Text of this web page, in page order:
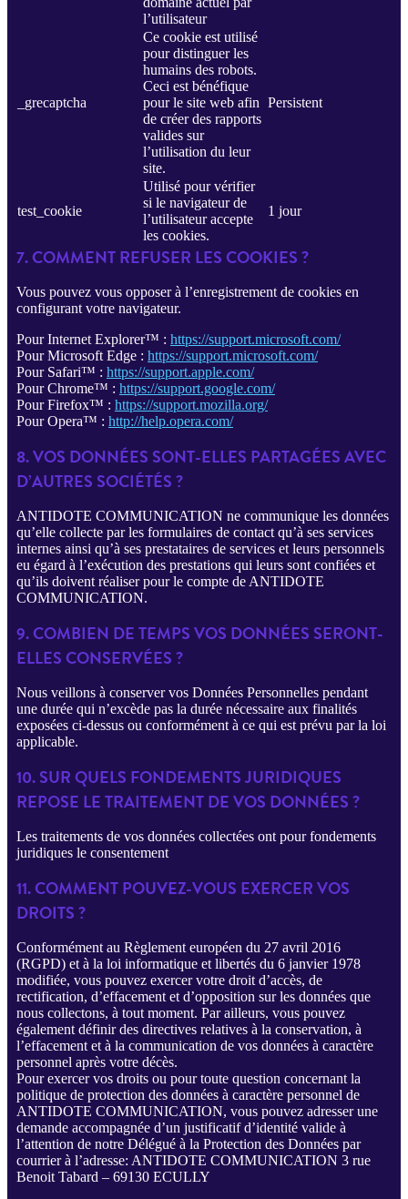
l’utilisateur
_grecaptcha
Ce cookie est utilisé
pour distinguer les
humains des robots.
Ceci est bénéfique
pour le site web afin
de créer des rapports
valides sur
l’utilisation du leur
site.
Persistent
test_cookie
Utilisé pour vérifier
si le navigateur de
l’utilisateur accepte
les cookies.
1 jour
7. COMMENT REFUSER LES COOKIES ?
Vous pouvez vous opposer à l’enregistrement de cookies en
configurant votre navigateur.
Pour Internet Explorer™ : https://support.microsoft.com/
Pour Microsoft Edge : https://support.microsoft.com/
Pour Safari™ : https://support.apple.com/
Pour Chrome™ : https://support.google.com/
Pour Firefox™ : https://support.mozilla.org/
Pour Opera™ : http://help.opera.com/
8. VOS DONNÉES SONT-ELLES PARTAGÉES AVEC
D’AUTRES SOCIÉTÉS ?
ANTIDOTE COMMUNICATION ne communique les données
qu’elle collecte par les formulaires de contact qu’à ses services
internes ainsi qu’à ses prestataires de services et leurs personnels
eu égard à l’exécution des prestations qui leurs sont confiées et
qu’ils doivent réaliser pour le compte de ANTIDOTE
COMMUNICATION.
9. COMBIEN DE TEMPS VOS DONNÉES SERONT-
ELLES CONSERVÉES ?
Nous veillons à conserver vos Données Personnelles pendant
une durée qui n’excède pas la durée nécessaire aux finalités
exposées ci-dessus ou conformément à ce qui est prévu par la loi
applicable.
10. SUR QUELS FONDEMENTS JURIDIQUES
REPOSE LE TRAITEMENT DE VOS DONNÉES ?
Les traitements de vos données collectées ont pour fondements
juridiques le consentement
11. COMMENT POUVEZ-VOUS EXERCER VOS
DROITS ?
Conformément au Règlement européen du 27 avril 2016
(RGPD) et à la loi informatique et libertés du 6 janvier 1978
modifiée, vous pouvez exercer votre droit d’accès, de
rectification, d’effacement et d’opposition sur les données que
nous collectons, à tout moment. Par ailleurs, vous pouvez
également définir des directives relatives à la conservation, à
l’effacement et à la communication de vos données à caractère
personnel après votre décès.
Pour exercer vos droits ou pour toute question concernant la
politique de protection des données à caractère personnel de
ANTIDOTE COMMUNICATION, vous pouvez adresser une
demande accompagnée d’un justificatif d’identité valide à
l’attention de notre Délégué à la Protection des Données par
courrier à l’adresse: ANTIDOTE COMMUNICATION 3 rue
Benoit Tabard – 69130 ECULLY